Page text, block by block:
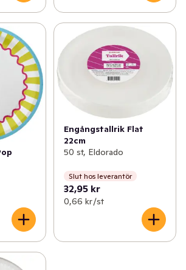
Engångstallrik Flat
22cm
50 st, Eldorado
Slut hos leverantör
32,95 kr
0,66 kr /st